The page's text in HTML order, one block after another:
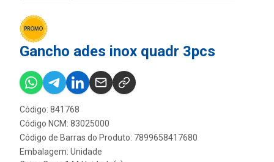
Gancho ades inox quadr 3pcs
Código: 841768
Código NCM: 83025000
Código de Barras do Produto: 7899658417680
Embalagem: Unidade